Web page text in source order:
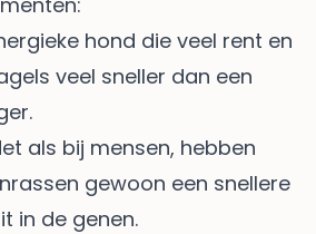
hond die veel rent en
veel sneller dan een
als bij mensen, hebben
gewoon een snellere
in de genen.